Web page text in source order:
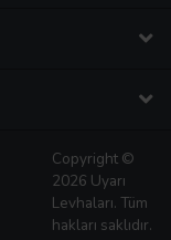
Copyright ©
2026 Uyarı
Levhaları. Tüm
hakları saklıdır.